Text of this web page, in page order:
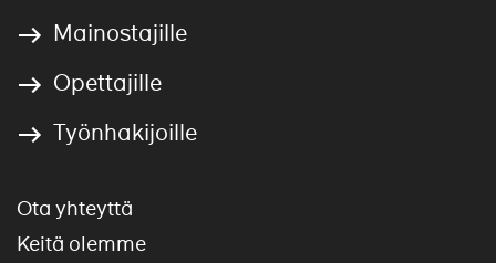
Mainostajille
Opettajille
Työnhakijoille
Ota yhteyttä
Keitä olemme